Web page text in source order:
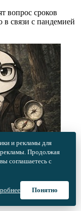
вопрос сроков
в связи с пандемией
и послать на
и рекламы для
рекламы. Продолжая
соглашаетесь с
Понятно